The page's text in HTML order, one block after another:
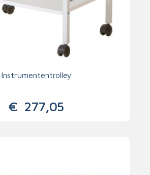
Instrumententrolley
€ 277,05